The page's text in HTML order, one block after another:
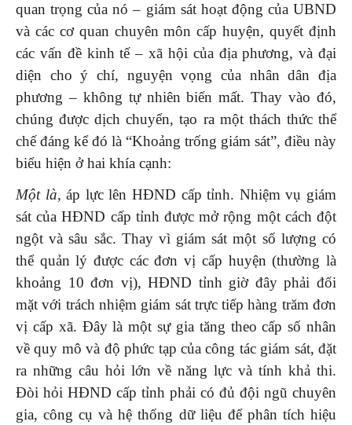
quan trọng của nó – giám sát hoạt động của UBND
và các cơ quan chuyên môn cấp huyện, quyết định
các vấn đề kinh tế – xã hội của địa phương, và đại
diện cho ý chí, nguyện vọng của nhân dân địa
phương – không tự nhiên biến mất. Thay vào đó,
chúng được dịch chuyển, tạo ra một thách thức thể
chế đáng kể đó là “Khoảng trống giám sát”, điều này
biểu hiện ở hai khía cạnh:
Một là, áp lực lên HĐND cấp tỉnh. Nhiệm vụ giám
sát của HĐND cấp tỉnh được mở rộng một cách đột
ngột và sâu sắc. Thay vì giám sát một số lượng có
thể quản lý được các đơn vị cấp huyện (thường là
khoảng 10 đơn vị), HĐND tỉnh giờ đây phải đối
mặt với trách nhiệm giám sát trực tiếp hàng trăm đơn
vị cấp xã. Đây là một sự gia tăng theo cấp số nhân
về quy mô và độ phức tạp của công tác giám sát, đặt
ra những câu hỏi lớn về năng lực và tính khả thi.
Đòi hỏi HĐND cấp tỉnh phải có đủ đội ngũ chuyên
gia, công cụ và hệ thống dữ liệu để phân tích hiệu